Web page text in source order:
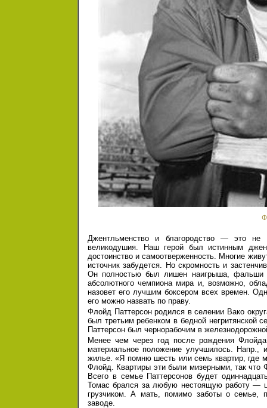
Джентльменство и благородство — это не
великодушия. Наш герой был истинным
достоинство и самоотверженность. Многие
источник забудется. Но скромность и
Он полностью был лишен наигрыша, фальши
абсолютного чемпиона мира и, возможно,
назовет его лучшим боксером всех времен.
его можно назвать по праву.
Флойд Паттерсон родился в селении Вако
был третьим ребенком в бедной негритянской
Паттерсон был чернорабочим в
Менее чем через год после рождения
материальное положение улучшилось. Напр.,
жилье. «Я помню шесть или семь квартир,
Флойд. Квартиры эти были мизерными, так
Всего в семье Паттерсонов будет
Томас брался за любую нестоящую работу —
грузчиком. А мать, помимо заботы о семье,
заводе.